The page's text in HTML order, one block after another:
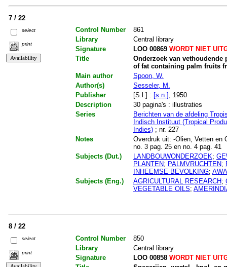
7 / 22
select
print
Control Number
861
Library
Central library
Signature
LOO 00869WORDT NIET
Title
Onderzoek van
of fat containing palm fruits
Main author
Spoon, W.
Author(s)
Sesseler, M.
Publisher
[S.l.] : [s.n.] , 1950
Description
30 pagina's : illustraties
Series
Berichten van de afdeling
Indisch Instituut (Tropical
Indies); nr. 227
Notes
Overdruk uit: -Olien, Vetten en
no. 3 pag. 25 en no. 4 pag. 41
Subjects (Dut.)
LANDBOUWONDERZOEK;
PLANTEN; PALMVRUCHTEN;
INHEEMSE BEVOLKING;
Subjects (Eng.)
AGRICULTURAL RESEARCH;
VEGETABLE OILS;
8 / 22
select
print
Control Number
850
Library
Central library
Signature
LOO 00858WORDT NIET